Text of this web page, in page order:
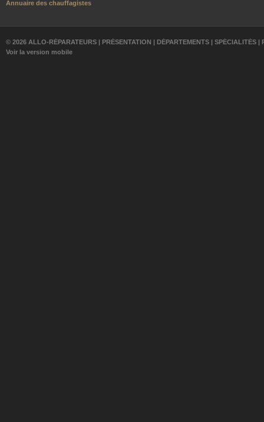
Annuaire des chauffagistes
© 2026 ALLO-RÉPARATEURS | PRÉSENTATION | DÉPARTEMENTS | SPÉCIALITÉS |
Voir la version mobile